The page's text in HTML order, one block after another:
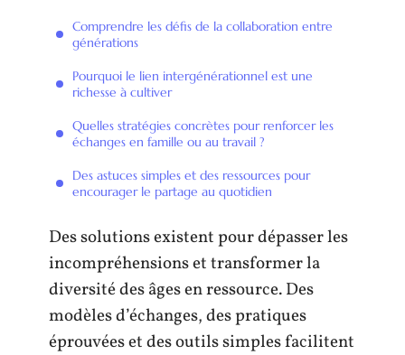
Comprendre les défis de la collaboration entre
générations
Pourquoi le lien intergénérationnel est une
richesse à cultiver
Quelles stratégies concrètes pour renforcer les
échanges en famille ou au travail ?
Des astuces simples et des ressources pour
encourager le partage au quotidien
Des solutions existent pour dépasser les
incompréhensions et transformer la
diversité des âges en ressource. Des
modèles d’échanges, des pratiques
éprouvées et des outils simples facilitent